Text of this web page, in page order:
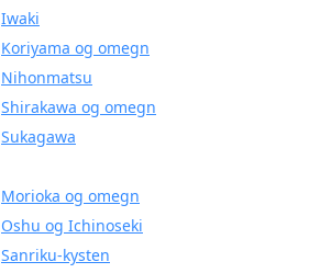
Iwaki
Koriyama og omegn
Nihonmatsu
Shirakawa og omegn
Sukagawa
Morioka og omegn
Oshu og Ichinoseki
Sanriku-kysten